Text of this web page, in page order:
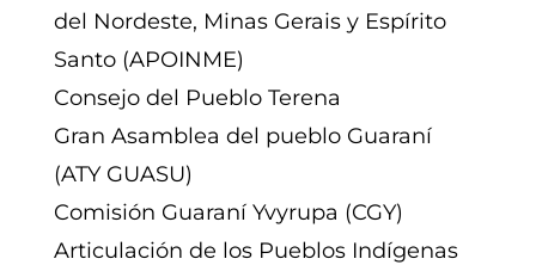
del Nordeste, Minas Gerais y Espírito
Santo (APOINME)
Consejo del Pueblo Terena
Gran Asamblea del pueblo Guaraní
(ATY GUASU)
Comisión Guaraní Yvyrupa (CGY)
Articulación de los Pueblos Indígenas